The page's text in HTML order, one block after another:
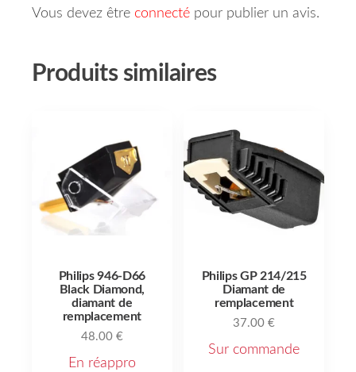
Vous devez être connecté pour publier un avis.
Produits similaires
Philips 946-D66
Black Diamond,
diamant de
remplacement
48.00 €
En réappro
Philips GP 214/215
Diamant de
remplacement
37.00€
Sur commande